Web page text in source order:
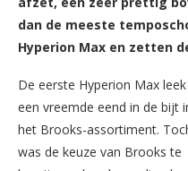
dan de meeste
Hyperion Max en zetten
De eerste Hyperion Max leek
een vreemde eend in de bijt
het Brooks-assortiment.
was de keuze van Brooks te